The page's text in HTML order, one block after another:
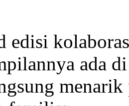
edisi
ada